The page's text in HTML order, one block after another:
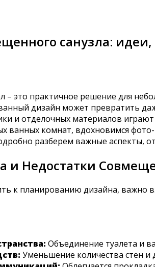
санузла:
– это практичное решение для
дизайн может превратить
и отделочных материалов
ванных комнат, вдохновимся
разберем важные аспекты,
и Недостатки
к планированию дизайна, важно
Объединение туалета и
Уменьшение количества стен и